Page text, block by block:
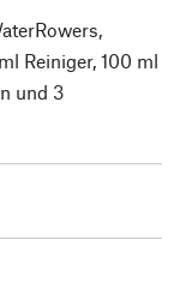
Reiniger, 100 ml
und 3